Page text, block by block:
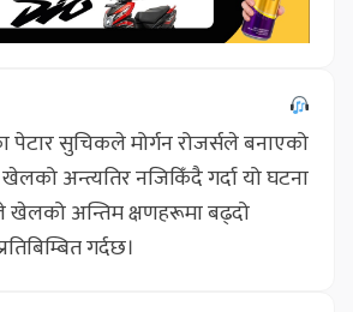
पेटार सुचिकले मोर्गन रोजर्सले बनाएको
अन्त्यतिर नजिकिँदै गर्दा यो घटना
अन्तिम क्षणहरूमा बढ्दो
गर्दछ।